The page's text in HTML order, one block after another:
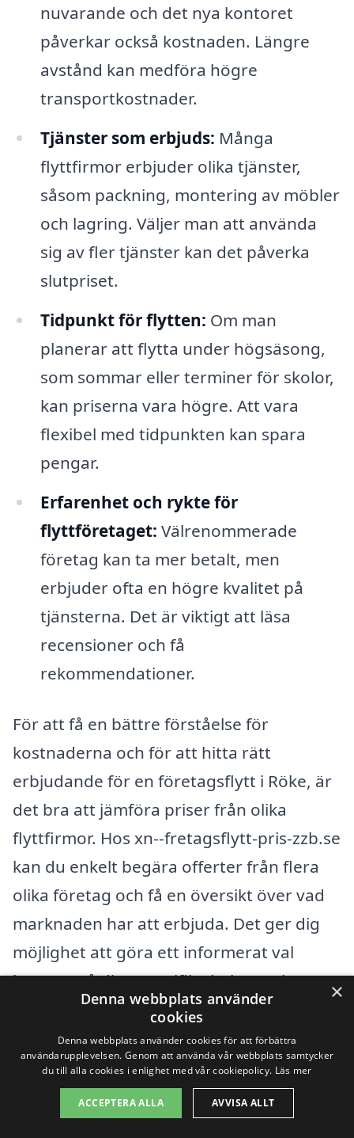
nuvarande och det nya kontoret
påverkar också kostnaden. Längre
avstånd kan medföra högre
transportkostnader.
Tjänster som erbjuds: Många
flyttfirmor erbjuder olika tjänster,
såsom packning, montering av möbler
och lagring. Väljer man att använda
sig av fler tjänster kan det påverka
slutpriset.
Tidpunkt för flytten: Om man
planerar att flytta under högsäsong,
som sommar eller terminer för skolor,
kan priserna vara högre. Att vara
flexibel med tidpunkten kan spara
pengar.
Erfarenhet och rykte för
flyttföretaget: Välrenommerade
företag kan ta mer betalt, men
erbjuder ofta en högre kvalitet på
tjänsterna. Det är viktigt att läsa
recensioner och få
rekommendationer.
För att få en bättre förståelse för
kostnaderna och för att hitta rätt
erbjudande för en företagsflytt i Röke, är
det bra att jämföra priser från olika
flyttfirmor. Hos xn--fretagsflytt-pris-zzb.se
kan du enkelt begära offerter från flera
olika företag och få en översikt över vad
marknaden har att erbjuda. Det ger dig
möjlighet att göra ett informerat val
baserat på dina specifika behov och
Att anlita rätt företag för en företagsflytt
kan göra hela skillnaden. Genom att
noggrant överväga de faktorer som
×
Denna webbplats använder
cookies
Denna webbplats använder cookies för att förbättra
användarupplevelsen. Genom att använda vår webbplats samtycker
du till alla cookies i enlighet med vår cookiepolicy. Läs mer
ACCEPTERA ALLA AVVISA ALLT